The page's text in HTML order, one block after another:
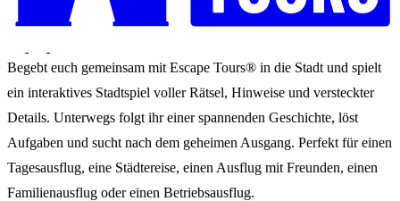
Begebt euch gemeinsam mit Escape Tours® in die Stadt und spielt
ein interaktives Stadtspiel voller Rätsel, Hinweise und versteckter
Details. Unterwegs folgt ihr einer spannenden Geschichte, löst
Aufgaben und sucht nach dem geheimen Ausgang. Perfekt für einen
Tagesausflug, eine Städtereise, einen Ausflug mit Freunden, einen
Familienausflug oder einen Betriebsausflug.